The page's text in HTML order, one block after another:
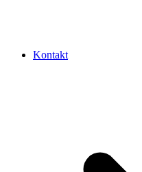
Kontakt